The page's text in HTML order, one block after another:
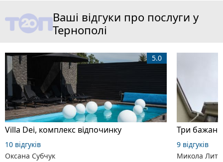
Ваші відгуки про послуги у
Тернополі
Villa Dei, комплекс відпочинку
5.0
10 відгуків
Оксана Субчук
9 відгуків
Микола